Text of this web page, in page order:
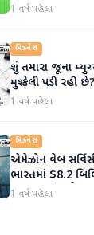
1 વર્ષ પહેલા
બિઝનેસ
શું તમારા જૂના
મુશ્કેલી પડી રહી
1 વર્ષ પહેલા
બિઝનેસ
એમેઝોન વેબ
ભારતમાં $8.2
મંત્રી અશ્વિની વૈષ્ણવ
1 વર્ષ પહેલા